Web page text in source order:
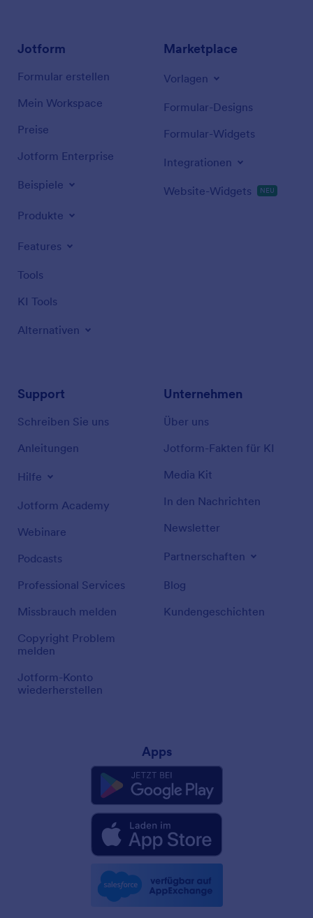
Jotform
Formular erstellen
Mein Workspace
Preise
Jotform Enterprise
Beispiele
Produkte
Features
Tools
KI Tools
Alternativen
Marketplace
Vorlagen
Formular-Designs
Formular-Widgets
Integrationen
Website-Widgets NEU
Support
Schreiben Sie uns
Anleitungen
Hilfe
Jotform Academy
Webinare
Podcasts
Professional Services
Missbrauch melden
Copyright Problem
melden
Jotform-Konto
wiederherstellen
Unternehmen
Über uns
Jotform-Fakten für KI
Media Kit
In den Nachrichten
Newsletter
Partnerschaften
Blog
Kundengeschichten
Apps